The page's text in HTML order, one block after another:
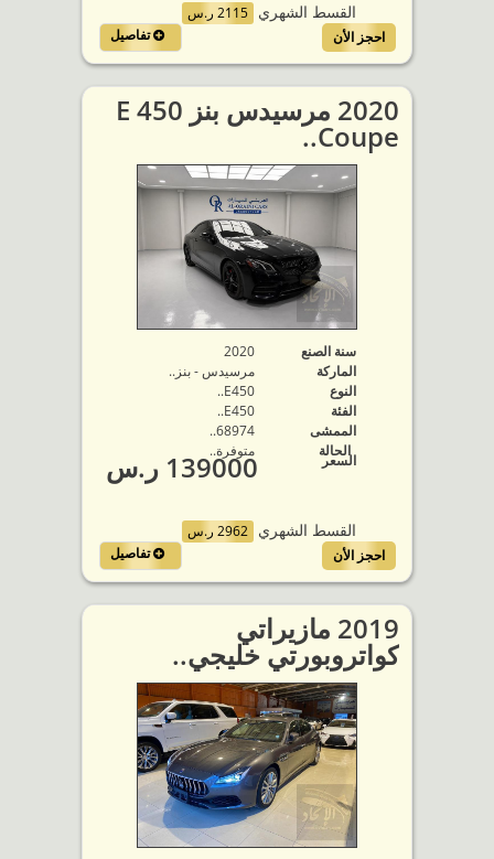
القسط الشهري 2115 ر.س
تفاصيل
احجز الأن
2020 مرسيدس بنز E 450
Coupe..
سنة الصنع
2020
الماركة
مرسيدس - بنز..
النوع
E450..
الفئة
E450..
الممشى
68974..
الحالة
متوفرة‬..
السعر 139000 ر.س
القسط الشهري 2962 ر.س
تفاصيل
احجز الأن
2019 مازيراتي
كواتروبورتي خليجي..